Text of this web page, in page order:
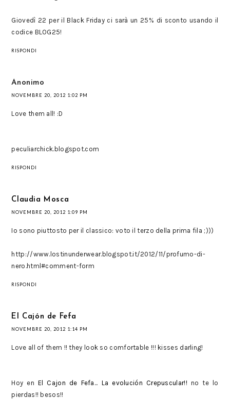
Giovedì 22 per il Black Friday ci sarà un 25% di sconto usando il
codice BLOG25!
RISPONDI
Anonimo
NOVEMBRE 20, 2012 1:02 PM
Love them all! :D
peculiarchick.blogspot.com
RISPONDI
Claudia Mosca
NOVEMBRE 20, 2012 1:09 PM
Io sono piuttosto per il classico: voto il terzo della prima fila ;)))
http://www.lostinunderwear.blogspot.it/2012/11/profumo-di-
nero.html#comment-form
RISPONDI
El Cajón de Fefa
NOVEMBRE 20, 2012 1:14 PM
Love all of them !! they look so comfortable !!! kisses darling!
Hoy en El Cajon de Fefa ... La evolución Crepuscular!! no te lo
pierdas!! besos!!